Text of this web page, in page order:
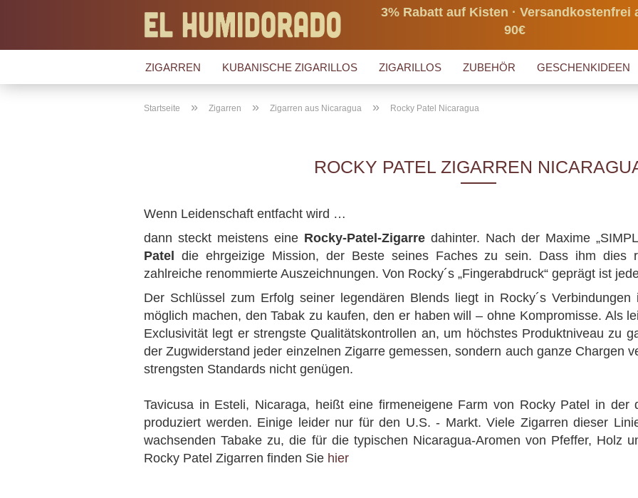
3% Rabatt auf Kisten · Versandkostenfrei
90€
ZIGARREN KUBANISCHE ZIGARILLOS ZIGARILLOS ZUBEHÖR GESCHENKIDEEN
Startseite » Zigarren » Zigarren aus Nicaragua » Rocky Patel Nicaragua
ROCKY PATEL ZIGARREN
Wenn Leidenschaft entfacht wird …
dann steckt meistens eine Rocky-Patel-Zigarre dahinter. Nach der Maxime
Patel die ehrgeizige Mission, der Beste seines Faches zu sein. Dass ihm dies
zahlreiche renommierte Auszeichnungen. Von Rocky´s „Fingerabdruck“ geprägt ist
Der Schlüssel zum Erfolg seiner legendären Blends liegt in Rocky´s
möglich machen, den Tabak zu kaufen, den er haben will – ohne Kompromisse. Als
Exclusivität legt er strengste Qualitätskontrollen an, um höchstes Produktniveau zu
der Zugwiderstand jeder einzelnen Zigarre gemessen, sondern auch ganze Chargen
strengsten Standards nicht genügen.
Tavicusa in Esteli, Nicaraga, heißt eine firmeneigene Farm von Rocky Patel in der
produziert werden. Einige leider nur für den U.S. - Markt. Viele Zigarren dieser
wachsenden Tabake zu, die für die typischen Nicaragua-Aromen von Pfeffer, Holz
Rocky Patel Zigarren finden Sie hier